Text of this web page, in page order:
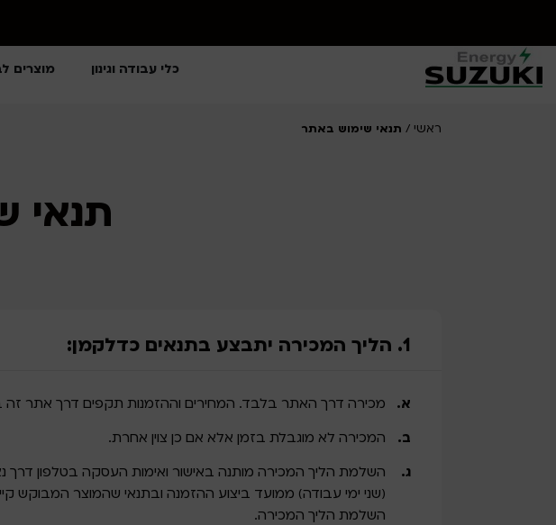
כלי עבודה וגינון מוצרים
ראשי / תנאי שימוש באתר
תנאי
1. הליך המכירה יתבצע בתנאים כדלקמן:
מכירה דרך האתר בלבד. המחירים וההזמנות תקפים דרך אתר זה
המכירה לא מוגבלת בזמן אלא אם כן צוין אחרת.
(שני ימי עבודה) ממועד ביצוע ההזמנה ובתנאי שהמוצר המבוקש
השלמת הליך המכירה.